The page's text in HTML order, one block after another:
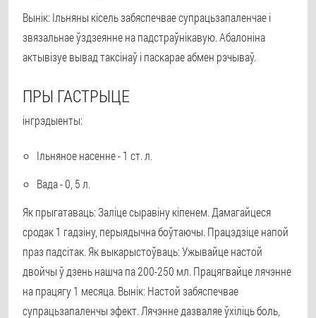
Вынік: Ільняны кісель забяспечвае супрацьзапаленчае і
звязальнае ўздзеянне на падстраўнікавую. Абалоніна
актывізуе вывад таксінаў і паскарае абмен рэчываў.
ПРЫ ГАСТРЫЦЕ
інгрэдыенты:
Ільняное насенне - 1 ст. л.
Вада - 0, 5 л.
Як прыгатаваць: Заліце сыравіну кіпенем. Дамагайцеся
сродак 1 гадзіну, перыядычна боўтаючы. Працэдзіце напой
праз падсітак. Як выкарыстоўваць: Ужывайце настой
двойчы ў дзень нашча па 200-250 мл. Працягвайце лячэнне
на працягу 1 месяца. Вынік: Настой забяспечвае
супрацьзапаленчы эфект. Лячэнне дазваляе ўхіліць боль,